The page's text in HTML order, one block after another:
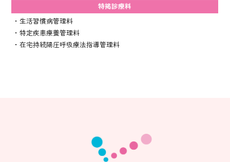
特掲診療料
・生活習慣病管理料
・特定疾患療養管理料
・在宅持続陽圧呼吸療法指導管理料